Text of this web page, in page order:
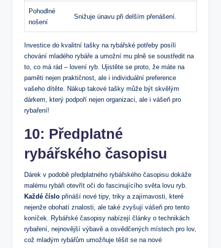
Pohodlné
nošení
Snižuje únavu při‍ delším ​přenášení.
Investice ⁤do kvalitní tašky na rybářské potřeby posílí
chování mladého rybáře a umožní mu plně se‍ soustředit na
to, co má rád –‍ lovení ryb. Ujistěte se proto, že máte na
paměti ‌nejen praktičnost, ⁢ale i individuální​ preference
vašeho dítěte. ‍Nákup ⁣takové ⁢tašky může být skvělým
dárkem,⁤ který podpoří ⁣nejen organizaci, ale i vášeň​ pro
rybaření!
10:​ Předplatné
rybářského⁣ časopisu
Dárek v podobě předplatného rybářského časopisu dokáže
malému rybáři⁣ otevřít oči‍ do fascinujícího světa ‍lovu‌ ryb.
Každé číslo přináší⁣ nové tipy, ‍triky a​ zajímavosti, které
nejenže obohatí znalosti, ale ‍také zvyšují vášeň pro ‍tento
koníček. ⁤Rybářské časopisy⁤ nabízejí články o technikách
rybaření,⁤ nejnovější⁣ výbavě a osvědčených místech pro lov,⁤
což mladým rybářům ‍umožňuje těšit se na nové